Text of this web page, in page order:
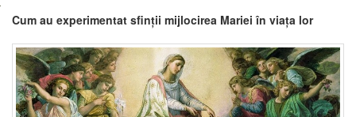
Cum au experimentat sfinții mijlocirea Mariei în viața lor